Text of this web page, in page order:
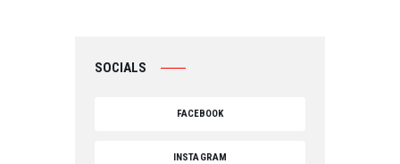
SOCIALS
FACEBOOK
INSTAGRAM